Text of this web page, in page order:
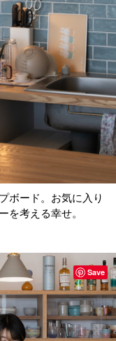
ボード。お気に入り
を考える幸せ。
Save